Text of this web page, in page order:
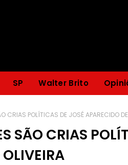
SP Walter Brito
CRIAS POLÍTICAS DE JOSÉ APARECIDO
SÃO CRIAS